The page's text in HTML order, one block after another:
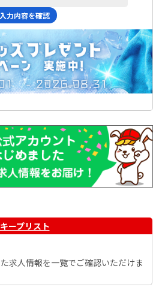
入力内容を確認
キープリスト
求人情報を一覧でご確認いただけま